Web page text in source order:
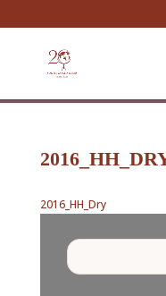
2016_HH_Dry